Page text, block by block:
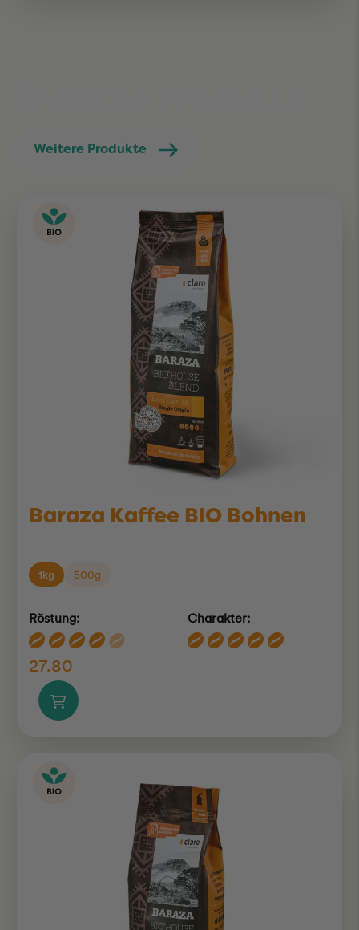
Weitere Produkte
Baraza Kaffee BIO Bohnen
1kg 500g
Röstung: Charakter:
27.80